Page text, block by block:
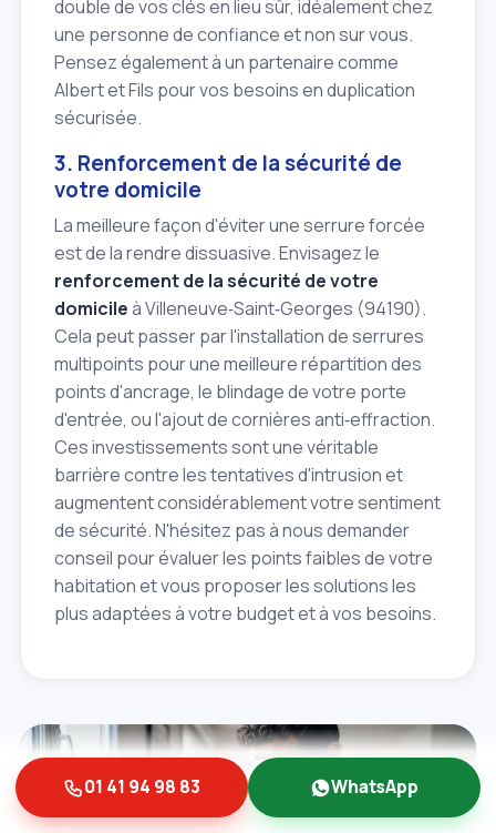
double de vos clés en lieu sûr, idéalement chez
une personne de confiance et non sur vous.
Pensez également à un partenaire comme
Albert et Fils pour vos besoins en duplication
sécurisée.
3. Renforcement de la sécurité de
votre domicile
La meilleure façon d'éviter une serrure forcée
est de la rendre dissuasive. Envisagez le
renforcement de la sécurité de votre
domicileà Villeneuve‑Saint‑Georges (94190).
Cela peut passer par l'installation de serrures
multipoints pour une meilleure répartition des
points d'ancrage, le blindage de votre porte
d'entrée, ou l'ajout de cornières anti‑effraction.
Ces investissements sont une véritable
barrière contre les tentatives d'intrusion et
augmentent considérablement votre sentiment
de sécurité. N'hésitez pas à nous demander
conseil pour évaluer les points faibles de votre
habitation et vous proposer les solutions les
plus adaptées à votre budget et à vos besoins.
Serrure cassée? On intervient en
urgence à
Villeneuve‑Saint‑Georges.
01 41 94 98 83 WhatsApp